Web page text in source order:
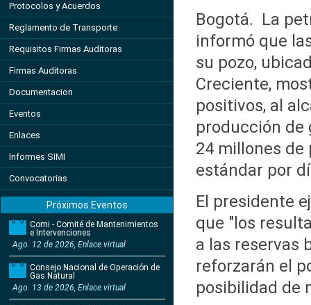
Protocolos y Acuerdos
Reglamento de Transporte
Requisitos Firmas Auditoras
Firmas Auditoras
Documentacion
Eventos
Enlaces
Informes SIMI
Convocatorias
Próximos Eventos
Comi - Comité de Mantenimientos
e Intervenciones
Ago. 12 de 2026, Enlace virtual
Consejo Nacional de Operación de
Gas Natural
Ago. 13 de 2026, Enlace virtual
Bogotá. La
informó que
su pozo,
Creciente,
positivos, al
producción de
24 millones de
estándar por
El presidente
que "los
a las reservas
reforzarán el
posibilidad de